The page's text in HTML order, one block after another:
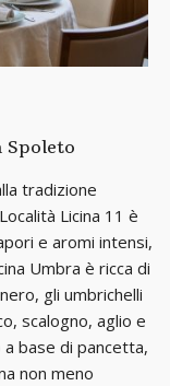
tradizione
Licina 11 è
e aromi intensi,
Umbra è ricca di
gli umbrichelli
scalogno, aglio e
base di pancetta,
non meno